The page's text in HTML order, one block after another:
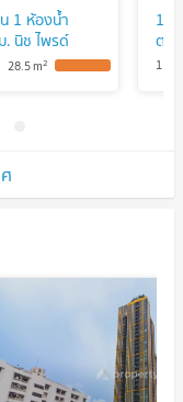
1 ห้องน้ำ
. นิช ไพรด์
28.5m2
1 ห้
ตร.
1 ห้